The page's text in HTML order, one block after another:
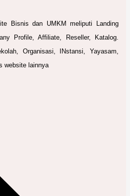
Bisnis dan UMKM meliputi Landing
Profile, Affiliate, Reseller, Katalog.
Organisasi, INstansi, Yayasam,
website lainnya